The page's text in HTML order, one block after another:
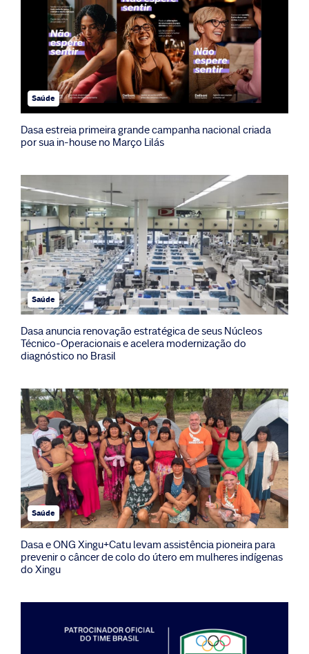
Saúde
Dasa estreia primeira grande campanha nacional criada
por sua in-house no Março Lilás
Saúde
Dasa anuncia renovação estratégica de seus Núcleos
Técnico-Operacionais e acelera modernização do
diagnóstico no Brasil
Saúde
Dasa e ONG Xingu+Catu levam assistência pioneira para
prevenir o câncer de colo do útero em mulheres indígenas
do Xingu